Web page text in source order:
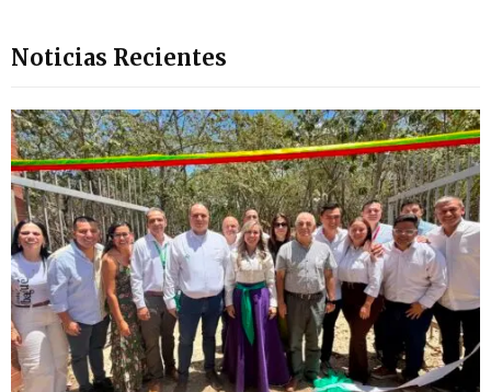
Noticias Recientes